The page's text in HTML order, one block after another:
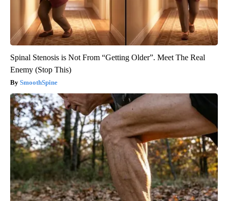
Spinal Stenosis is Not From “Getting Older”. Meet The Real
Enemy (Stop This)
SmoothSpine